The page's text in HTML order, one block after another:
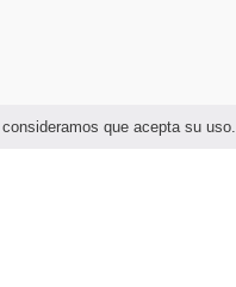
que acepta su uso.